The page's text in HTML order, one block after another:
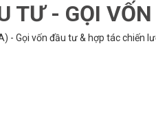
TƯ - GỌI
- Gọi vốn đầu tư & hợp tác chiến